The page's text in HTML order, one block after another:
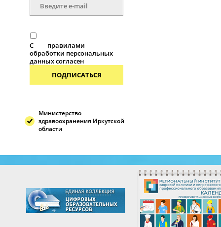
С
правилами
обработки персональных
данных согласен
ПОДПИСАТЬСЯ
Министерство
здравоохранения Иркутской
области